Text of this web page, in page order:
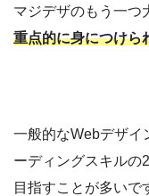
マジデザのもう一つ
重点的に身につけら
一般的なWebデザイ
ーディングスキルの
目指すことが多いで